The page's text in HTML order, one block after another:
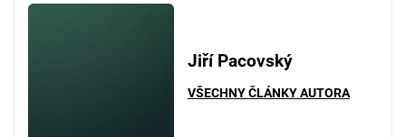
Jiří Pacovský
VŠECHNY ČLÁNKY AUTORA